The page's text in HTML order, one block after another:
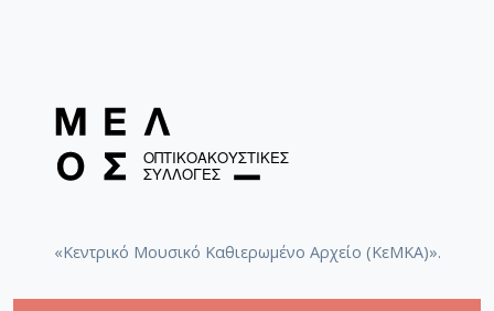
«Κεντρικό Μουσικό Καθιερωμένο Αρχείο (ΚεΜΚΑ)».